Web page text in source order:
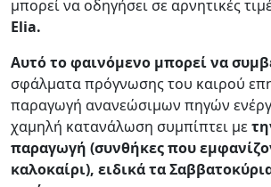
μπορεί να οδηγήσει σε αρνητικές
Elia.
Αυτό το φαινόμενο μπορεί να
σφάλματα πρόγνωσης του καιρού
παραγωγή ανανεώσιμων πηγών
χαμηλή κατανάλωση συμπίπτει με
παραγωγή (συνθήκες που
καλοκαίρι), ειδικά τα